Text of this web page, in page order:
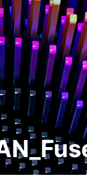
– ВНИИТФ
ВНИИТФ